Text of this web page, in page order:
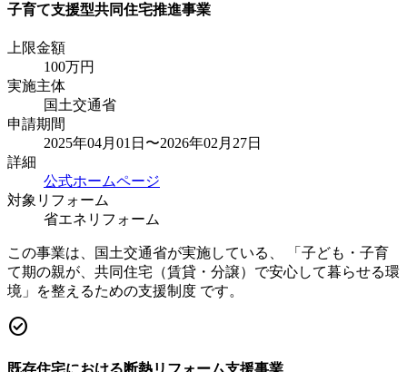
子育て支援型共同住宅推進事業
上限金額
100万円
実施主体
国土交通省
申請期間
2025年04月01日〜2026年02月27日
詳細
公式ホームページ
対象リフォーム
省エネリフォーム
この事業は、国土交通省が実施している、 「子ども・子育
て期の親が、共同住宅（賃貸・分譲）で安心して暮らせる環
境」を整えるための支援制度 です。
check_circle